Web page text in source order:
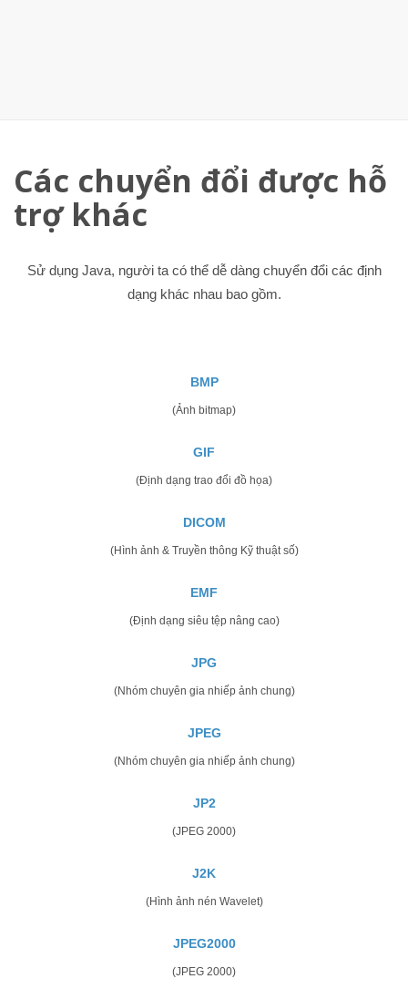
Các chuyển đổi được hỗ
trợ khác
Sử dụng Java, người ta có thể dễ dàng chuyển đổi các định
dạng khác nhau bao gồm.
BMP
(Ảnh bitmap)
GIF
(Định dạng trao đổi đồ họa)
DICOM
(Hình ảnh & Truyền thông Kỹ thuật số)
EMF
(Định dạng siêu tệp nâng cao)
JPG
(Nhóm chuyên gia nhiếp ảnh chung)
JPEG
(Nhóm chuyên gia nhiếp ảnh chung)
JP2
(JPEG 2000)
J2K
(Hình ảnh nén Wavelet)
JPEG2000
(JPEG 2000)